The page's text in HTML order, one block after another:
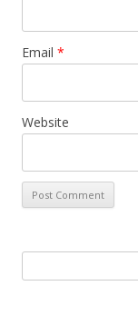
Email *
Website
for: